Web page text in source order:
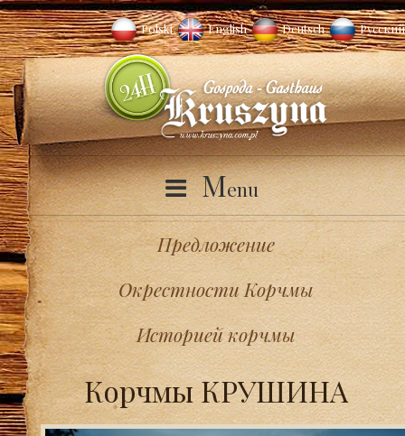
Polski English Deutsch Русский
Menu
Предложение
Окрестности Корчмы
Историей корчмы
Корчмы КРУШИНА